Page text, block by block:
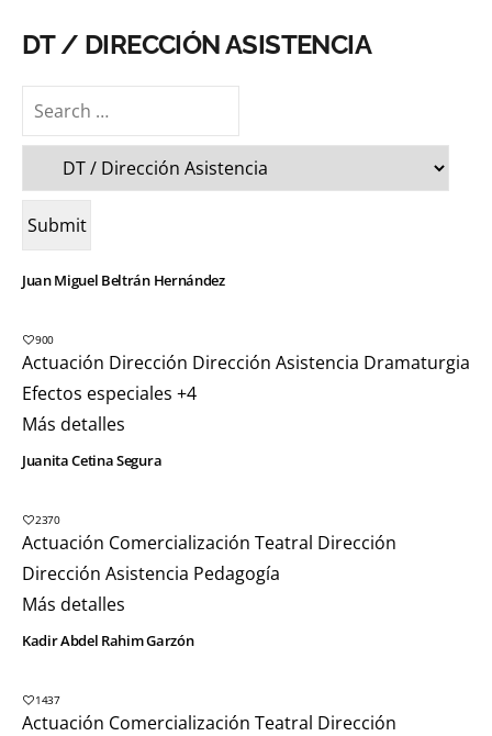
DT / DIRECCIÓN ASISTENCIA
Juan Miguel Beltrán Hernández
900
Actuación Dirección Dirección Asistencia Dramaturgia
Efectos especiales +4
Más detalles
Juanita Cetina Segura
2370
Actuación Comercialización Teatral Dirección
Dirección Asistencia Pedagogía
Más detalles
Kadir Abdel Rahim Garzón
1437
Actuación Comercialización Teatral Dirección